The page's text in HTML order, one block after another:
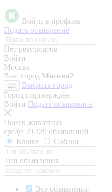
Войти в профиль
Подать объявление
Нет результатов
Войти
Москва
Ваш город Москва?
Да
Выбрать город
Город подтверждён
Войти Подать объявление
Поиск животных
среди 20 329 объявлений
Кошки
Собаки
Тип объявления
Все объявления